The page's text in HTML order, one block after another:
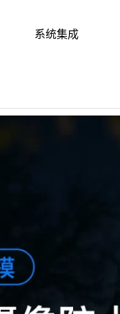
系统集成